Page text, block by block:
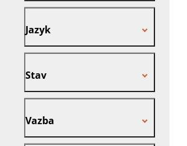
Jazyk
Stav
Vazba